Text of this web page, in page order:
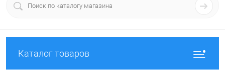
Каталог товаров